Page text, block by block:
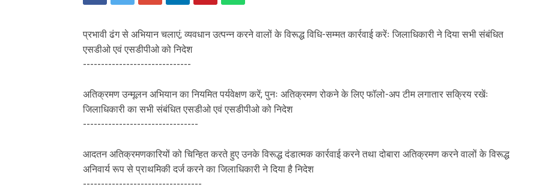
प्रभावी ढंग से अभियान चलाएं; व्यवधान उत्पन्न करने वालों के विरूद्ध विधि-सम्मत कार्रवाई करेंः जिलाधिकारी ने दिया सभी संबंधित
एसडीओ एवं एसडीपीओ को निदेश
------------------------------
अतिक्रमण उन्मूलन अभियान का नियमित पर्यवेक्षण करें; पुनः अतिक्रमण रोकने के लिए फॉलो-अप टीम लगातार सक्रिय रखेंः
जिलाधिकारी का सभी संबंधित एसडीओ एवं एसडीपीओ को निदेश
--------------------------------
आदतन अतिक्रमणकारियों को चिन्हित करते हुए उनके विरूद्ध दंडात्मक कार्रवाई करने तथा दोबारा अतिक्रमण करने वालों के विरूद्ध
अनिवार्य रूप से प्राथमिकी दर्ज करने का जिलाधिकारी ने दिया है निदेश
---------------------------------